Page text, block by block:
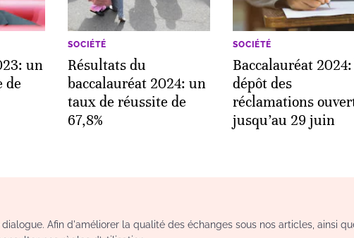
un
de
SOCIÉTÉ
Résultats du
baccalauréat 2024: un
taux de réussite de
67,8%
SOCIÉTÉ
Baccalauréat
dépôt des
réclamations
jusqu’au 29 juin
Afin d'améliorer la qualité des échanges sous nos articles, ainsi